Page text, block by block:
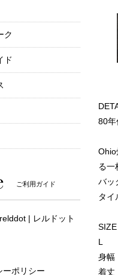
80年
Ohio
る一
バッ
タイ
SIZE
L
身
着
ク
ド
ご利用ガイド
| レルドット
ーポリシー